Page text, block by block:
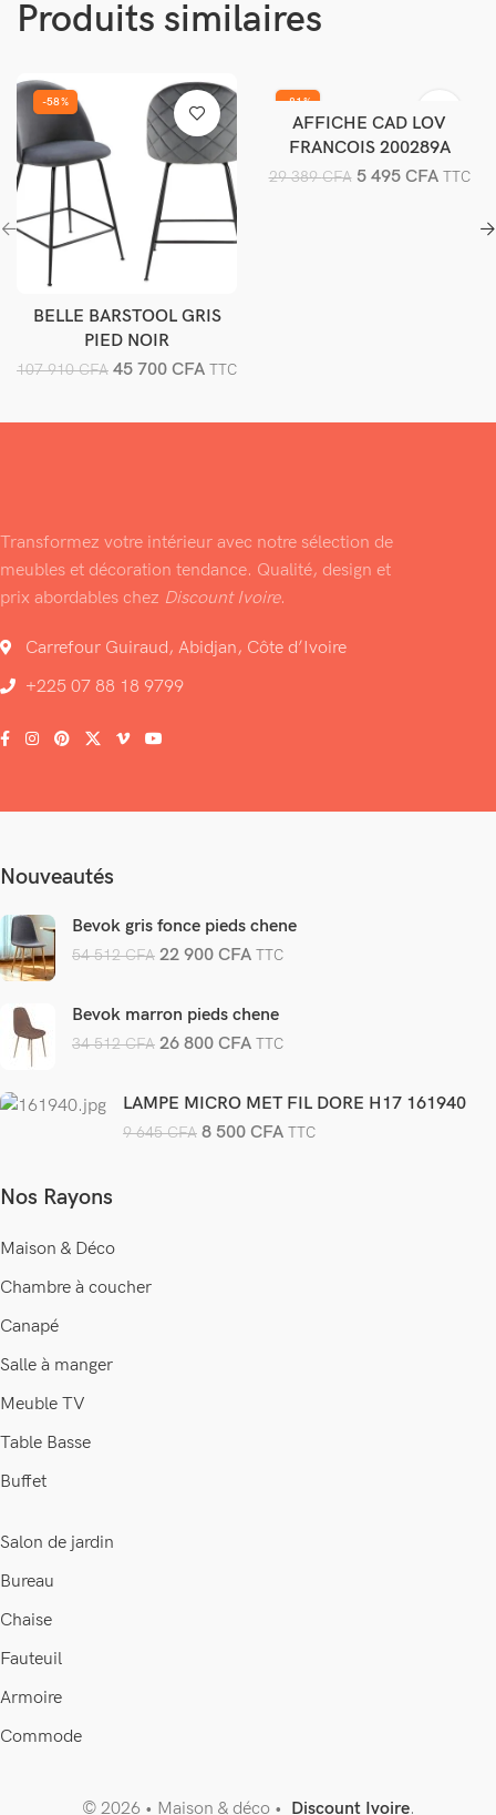
Produits similaires
-58%
Ajouter au panier
BELLE BARSTOOL GRIS
PIED NOIR
107 910CFA 45 700 CFA TTC
-81%
Ajouter au panier
AFFICHE CAD LOV
FRANCOIS 200289A
29 389CFA 5 495 CFA TTC
Transformez votre intérieur avec notre sélection de
meubles et décoration tendance. Qualité, design et
prix abordables chez Discount Ivoire.
Carrefour Guiraud, Abidjan, Côte d’Ivoire
+225 07 88 18 9799
Nouveautés
Bevok gris fonce pieds chene
54 512CFA 22 900CFA TTC
Bevok marron pieds chene
34 512CFA 26 800CFA TTC
LAMPE MICRO MET FIL DORE H17 161940
9 645CFA 8 500CFA TTC
Nos Rayons
Maison & Déco
Chambre à coucher
Canapé
Salle à manger
Meuble TV
Table Basse
Buffet
Salon de jardin
Bureau
Chaise
Fauteuil
Armoire
Commode
© 2026 • Maison & déco • Discount Ivoire.